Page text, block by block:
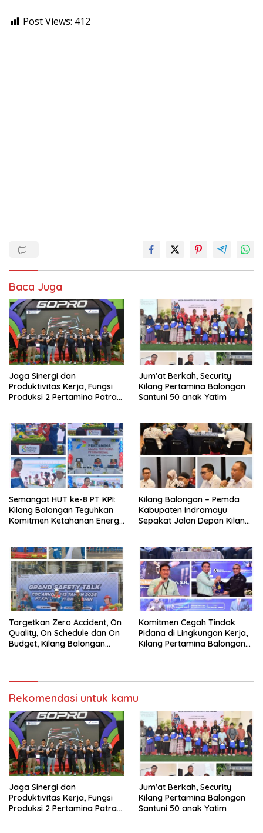
Post Views: 412
Baca Juga
Jaga Sinergi dan
Produktivitas Kerja, Fungsi
Produksi 2 Pertamina Patra
Jum’at Berkah, Security
Kilang Pertamina Balongan
Santuni 50 anak Yatim
Semangat HUT ke-8 PT KPI:
Kilang Balongan Teguhkan
Komitmen Ketahanan Energi
Yayasan Pendidikan
Kilang Balongan – Pemda
Kabupaten Indramayu
Sepakat Jalan Depan Kilang
Sukaurip-Sukareja
Targetkan Zero Accident, On
Quality, On Schedule dan On
Budget, Kilang Balongan
Komitmen Cegah Tindak
Pidana di Lingkungan Kerja,
Kilang Pertamina Balongan
Rekomendasi untuk kamu
Jaga Sinergi dan
Produktivitas Kerja, Fungsi
Produksi 2 Pertamina Patra
Jum’at Berkah, Security
Kilang Pertamina Balongan
Santuni 50 anak Yatim